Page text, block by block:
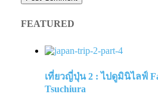
FEATURED
เที่ยวญี่ปุ่น 2 : ไปดูมินิไลฟ์
Tsuchiura